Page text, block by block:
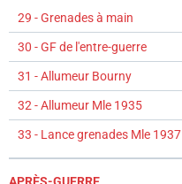
29 - Grenades à main
30 - GF de l'entre-guerre
31 - Allumeur Bourny
32 - Allumeur Mle 1935
33 - Lance grenades Mle 1937